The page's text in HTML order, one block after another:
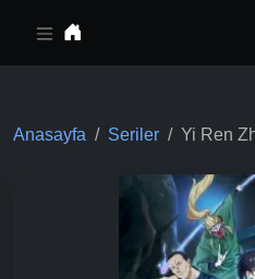
Anasayfa Seriler Yi Ren